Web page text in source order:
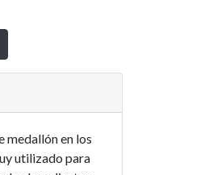
medallón en los
utilizado para